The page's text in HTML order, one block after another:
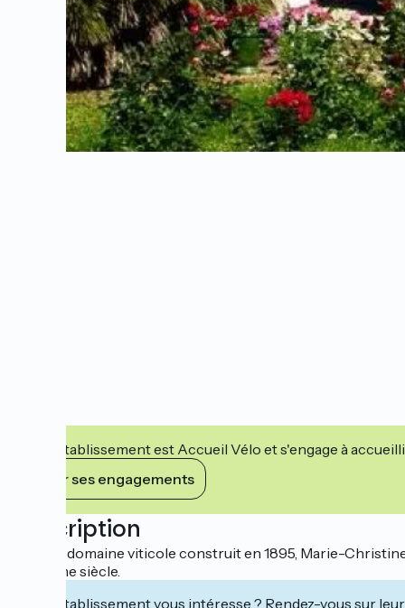
Cet établissement est Accueil Vélo et s'engage à
Voir ses engagements
Description
Dans le domaine viticole construit en 1895, Marie-
du 18ème siècle.
Cet établissement vous intéresse ? Rendez-vous sur